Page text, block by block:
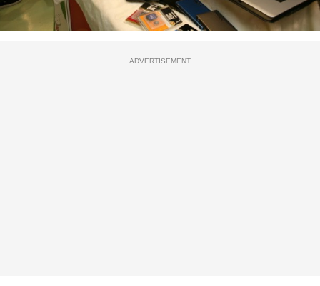
ADVERTISEMENT